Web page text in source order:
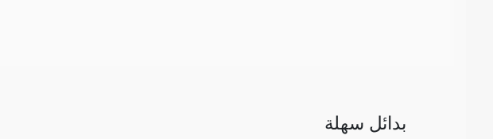
بدائل سهلة